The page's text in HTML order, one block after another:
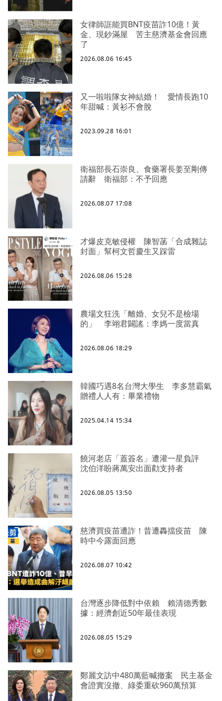
女律師誆能買BNT疫苗詐10億！黃
金、現鈔滿屋 苦主慈濟基金會回應
了
2026.08.06 16:45
又一啦啦隊女神結婚！ 愛情長跑10
年甜喊：黃衫不會脫
2023.09.28 16:01
衛福部長石崇良、食藥署長姜至剛傳
請辭 衛福部：不予回應
2026.08.07 17:08
才爆皮克敏侵權 陳智菡「合成雜誌
封面」幫柯文哲慶生又踩雷
2026.08.06 15:28
農場文狂洗「離婚、女兒不是檢場
的」 李翊君闢謠：李媽一度當真
2026.08.06 18:29
韓國巧遇8名台灣大學生 李多慧霸氣
贈禮人人有：畢業禮物
2025.04.14 15:34
饒河老店「蓋簽名」遭灌一星負評
沈伯洋盼蔣萬安出面勸支持者
2026.08.05 13:50
慈濟買疫苗遭詐！昔遭轟擋疫苗 陳
時中今露面回應
2026.08.07 10:42
台灣逐步降低對中依賴 賴清德秀數
據：經濟創近50年最佳表現
2026.08.05 15:29
鄭麗文訪中480萬藍喊撤案 民主基金
會證實沒撤、綠委重砍960萬預算